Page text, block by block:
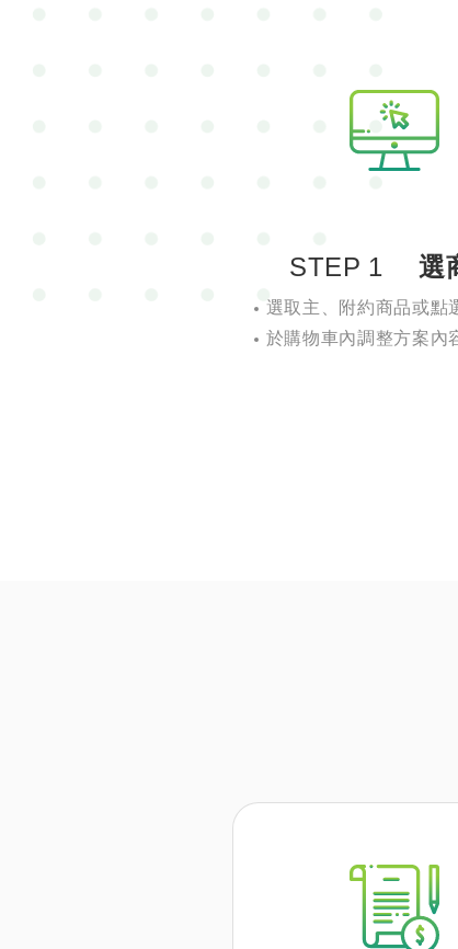
STEP 1 選
選取主、附約商品或點
於購物車內調整方案內